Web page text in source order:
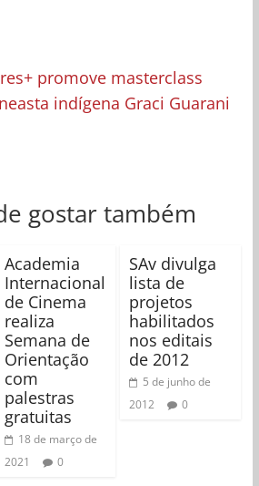
promove masterclass
indígena Graci Guarani
gostar também
Academia
Internacional
de Cinema
realiza
Semana de
Orientação
com
palestras
gratuitas
18 de março de
2021
0
SAv divulga
lista de
projetos
habilitados
nos editais
de 2012
5 de junho de
2012
0